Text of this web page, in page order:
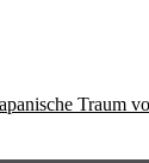
Traum